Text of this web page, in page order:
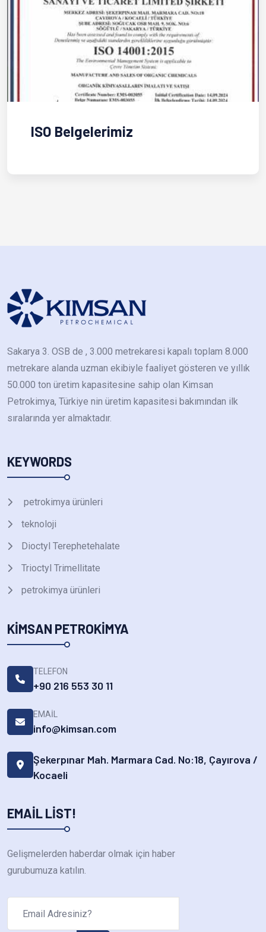
ISO Belgelerimiz
Sakarya 3. OSB de , 3.000 metrekaresi kapalı toplam 8.000
metrekare alanda uzman ekibiyle faaliyet gösteren ve yıllık
50.000 ton üretim kapasitesine sahip olan Kimsan
Petrokimya, Türkiye nin üretim kapasitesi bakımından ilk
sıralarında yer almaktadır.
KEYWORDS
petrokimya ürünleri
teknoloji
Dioctyl Terephetehalate
Trioctyl Trimellitate
petrokimya ürünleri
KIMSAN PETROKIMYA
TELEFON
+90 216 553 30 11
EMAIL
info@kimsan.com
Şekerpınar Mah. Marmara Cad. No:18, Çayırova /
Kocaeli
EMAIL LIST!
Gelişmelerden haberdar olmak için haber
gurubumuza katılın.